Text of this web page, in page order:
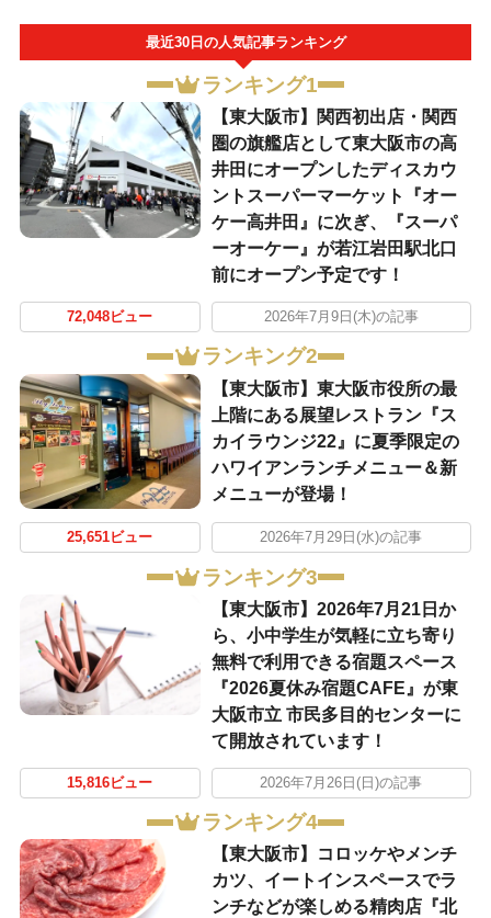
最近30日の人気記事ランキング
ランキング1
【東大阪市】関西初出店・関西
圏の旗艦店として東大阪市の高
井田にオープンしたディスカウ
ントスーパーマーケット『オー
ケー高井田』に次ぎ、『スーパ
ーオーケー』が若江岩田駅北口
前にオープン予定です！
72,048ビュー 2026年7月9日(木)の記事
ランキング2
【東大阪市】東大阪市役所の最
上階にある展望レストラン『ス
カイラウンジ22』に夏季限定の
ハワイアンランチメニュー＆新
メニューが登場！
25,651ビュー 2026年7月29日(水)の記事
ランキング3
【東大阪市】2026年7月21日か
ら、小中学生が気軽に立ち寄り
無料で利用できる宿題スペース
『2026夏休み宿題CAFE』が東
大阪市立 市民多目的センターに
て開放されています！
15,816ビュー 2026年7月26日(日)の記事
ランキング4
【東大阪市】コロッケやメンチ
カツ、イートインスペースでラ
ンチなどが楽しめる精肉店『北